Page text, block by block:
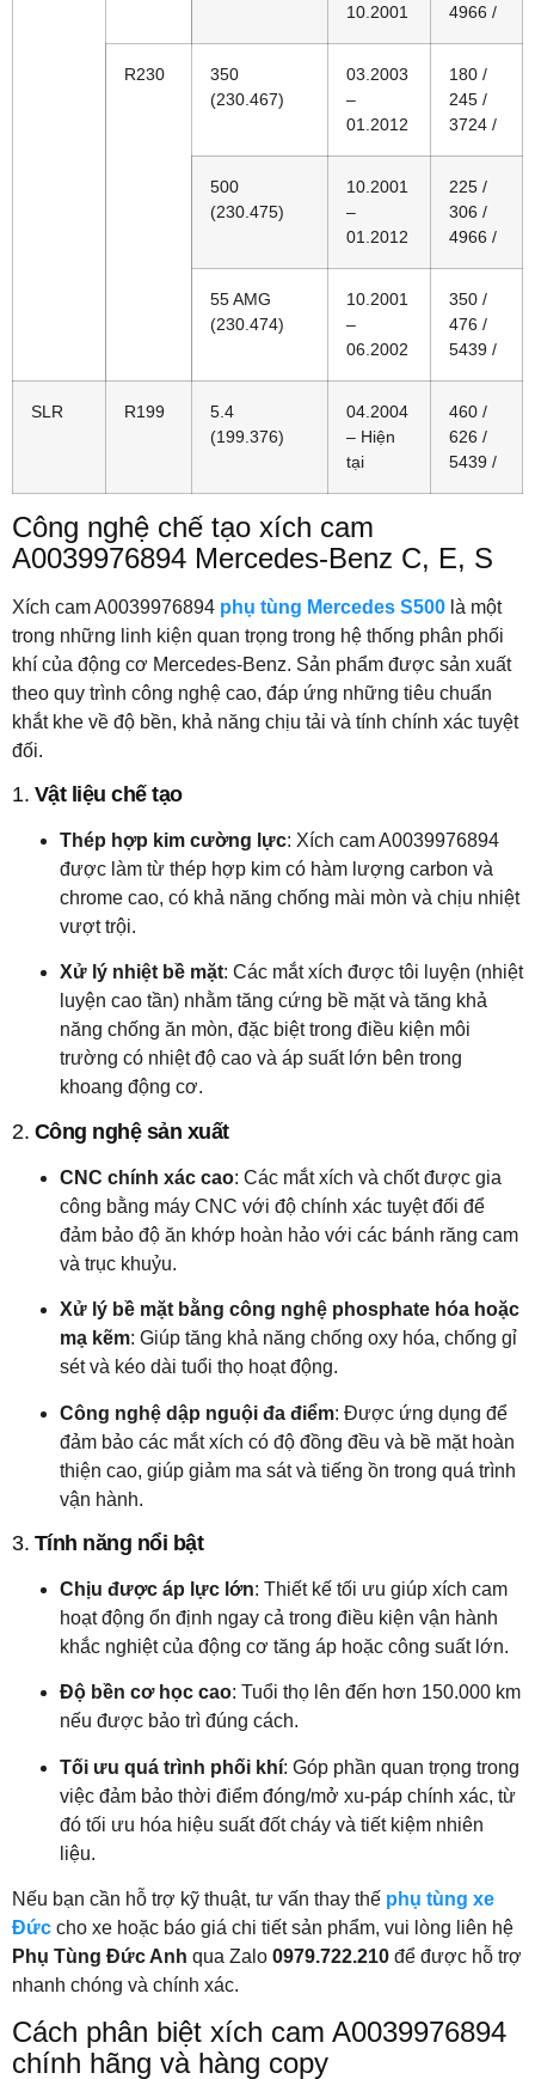
10.2001
4966 /
R230
350
(230.467)
03.2003
–
01.2012
180 /
245 /
3724 /
500
(230.475)
10.2001
–
01.2012
225 /
306 /
4966 /
55 AMG
(230.474)
10.2001
–
06.2002
350 /
476 /
5439 /
SLR R199
5.4
(199.376)
04.2004
– Hiện
tại
460 /
626 /
5439 /
Công nghệ chế tạo xích cam
A0039976894 Mercedes-Benz C, E, S
Xích cam A0039976894 phụ tùng Mercedes S500 là một
trong những linh kiện quan trọng trong hệ thống phân phối
khí của động cơ Mercedes-Benz. Sản phẩm được sản xuất
theo quy trình công nghệ cao, đáp ứng những tiêu chuẩn
khắt khe về độ bền, khả năng chịu tải và tính chính xác tuyệt
đối.
1. Vật liệu chế tạo
Thép hợp kim cường lực: Xích cam A0039976894
được làm từ thép hợp kim có hàm lượng carbon và
chrome cao, có khả năng chống mài mòn và chịu nhiệt
vượt trội.
Xử lý nhiệt bề mặt: Các mắt xích được tôi luyện (nhiệt
luyện cao tần) nhằm tăng cứng bề mặt và tăng khả
năng chống ăn mòn, đặc biệt trong điều kiện môi
trường có nhiệt độ cao và áp suất lớn bên trong
khoang động cơ.
2. Công nghệ sản xuất
CNC chính xác cao: Các mắt xích và chốt được gia
công bằng máy CNC với độ chính xác tuyệt đối để
đảm bảo độ ăn khớp hoàn hảo với các bánh răng cam
và trục khuỷu.
Xử lý bề mặt bằng công nghệ phosphate hóa hoặc
mạ kẽm: Giúp tăng khả năng chống oxy hóa, chống gỉ
sét và kéo dài tuổi thọ hoạt động.
Công nghệ dập nguội đa điểm: Được ứng dụng để
đảm bảo các mắt xích có độ đồng đều và bề mặt hoàn
thiện cao, giúp giảm ma sát và tiếng ồn trong quá trình
vận hành.
3. Tính năng nổi bật
Chịu được áp lực lớn: Thiết kế tối ưu giúp xích cam
hoạt động ổn định ngay cả trong điều kiện vận hành
khắc nghiệt của động cơ tăng áp hoặc công suất lớn.
Độ bền cơ học cao: Tuổi thọ lên đến hơn 150.000 km
nếu được bảo trì đúng cách.
Tối ưu quá trình phối khí: Góp phần quan trọng trong
việc đảm bảo thời điểm đóng/mở xu-páp chính xác, từ
đó tối ưu hóa hiệu suất đốt cháy và tiết kiệm nhiên
liệu.
Nếu bạn cần hỗ trợ kỹ thuật, tư vấn thay thế phụ tùng xe
Đức cho xe hoặc báo giá chi tiết sản phẩm, vui lòng liên hệ
Phụ Tùng Đức Anh qua Zalo 0979.722.210 để được hỗ trợ
nhanh chóng và chính xác.
Cách phân biệt xích cam A0039976894
chính hãng và hàng copy